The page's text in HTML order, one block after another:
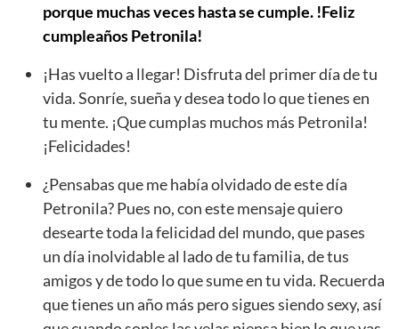
porque muchas veces hasta se cumple. !Feliz
cumpleaños Petronila!
¡Has vuelto a llegar! Disfruta del primer día de tu
vida. Sonríe, sueña y desea todo lo que tienes en
tu mente. ¡Que cumplas muchos más Petronila!
¡Felicidades!
¿Pensabas que me había olvidado de este día
Petronila? Pues no, con este mensaje quiero
desearte toda la felicidad del mundo, que pases
un día inolvidable al lado de tu familia, de tus
amigos y de todo lo que sume en tu vida. Recuerda
que tienes un año más pero sigues siendo sexy, así